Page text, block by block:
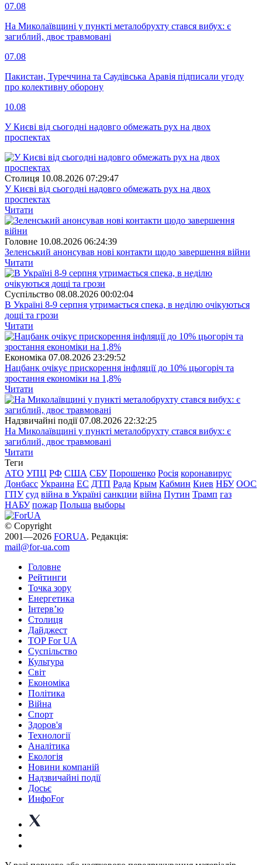
07.08
На Миколаївщині у пункті металобрухту стався вибух: є
загиблий, двоє травмовані
07.08
Пакистан, Туреччина та Саудівська Аравія підписали угоду
про колективну оборону
10.08
У Києві від сьогодні надовго обмежать рух на двох
проспектах
Столиця 10.08.2026 07:29:47
У Києві від сьогодні надовго обмежать рух на двох
проспектах
Читати
Головне 10.08.2026 06:24:39
Зеленський анонсував нові контакти щодо завершення війни
Читати
Суспiльство 08.08.2026 00:02:04
В Україні 8-9 серпня утримається спека, в неділю очікуються
дощі та грози
Читати
Економіка 07.08.2026 23:29:52
Нацбанк очікує прискорення інфляції до 10% цьогоріч та
зростання економіки на 1,8%
Читати
Надзвичайні події 07.08.2026 22:32:25
На Миколаївщині у пункті металобрухту стався вибух: є
загиблий, двоє травмовані
Читати
Теги
АТО УПЦ РФ США СБУ Порошенко Росія коронавирус
Донбасс Украина ЕС ДТП Рада Крым Кабмин Киев НБУ ООС
ГПУ суд війна в Україні санкции війна Путин Трамп газ
НАБУ пожар Польша выборы
© Copyright
2001—2026 FORUA. Редакція:
mail@for-ua.com
Головне
Рейтинги
Точка зору
Енергетика
Інтерв’ю
Столиця
Дайджест
TOP For UA
Суспiльство
Культура
Світ
Економіка
Політика
Війна
Спорт
Здоров'я
Технології
Аналітика
Екологія
Новини компаній
Надзвичайні події
Досьє
ИнфоFor